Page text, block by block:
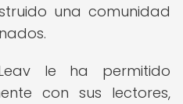
una comunidad
le ha permitido
con sus lectores,